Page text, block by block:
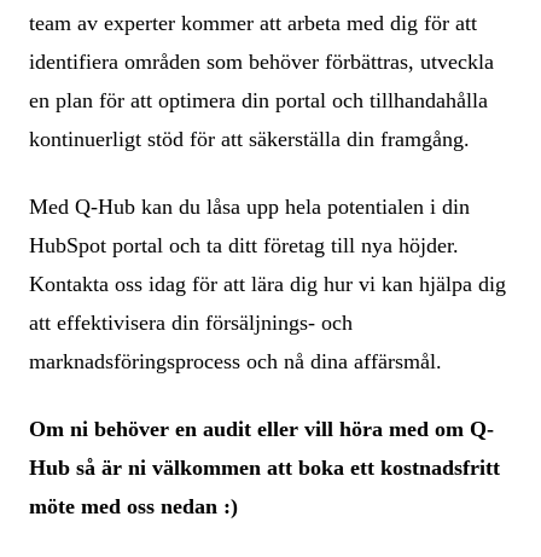
team av experter kommer att arbeta med dig för att
identifiera områden som behöver förbättras, utveckla
en plan för att optimera din portal och tillhandahålla
kontinuerligt stöd för att säkerställa din framgång.
Med Q-Hub kan du låsa upp hela potentialen i din
HubSpot portal och ta ditt företag till nya höjder.
Kontakta oss idag för att lära dig hur vi kan hjälpa dig
att effektivisera din försäljnings- och
marknadsföringsprocess och nå dina affärsmål.
Om ni behöver en audit eller vill höra med om Q-
Hub så är ni välkommen att boka ett kostnadsfritt
möte med oss nedan :)